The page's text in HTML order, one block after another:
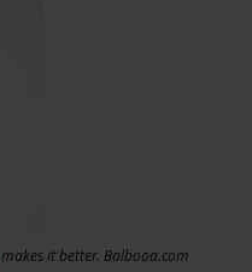
makes it better. Balbooa.com